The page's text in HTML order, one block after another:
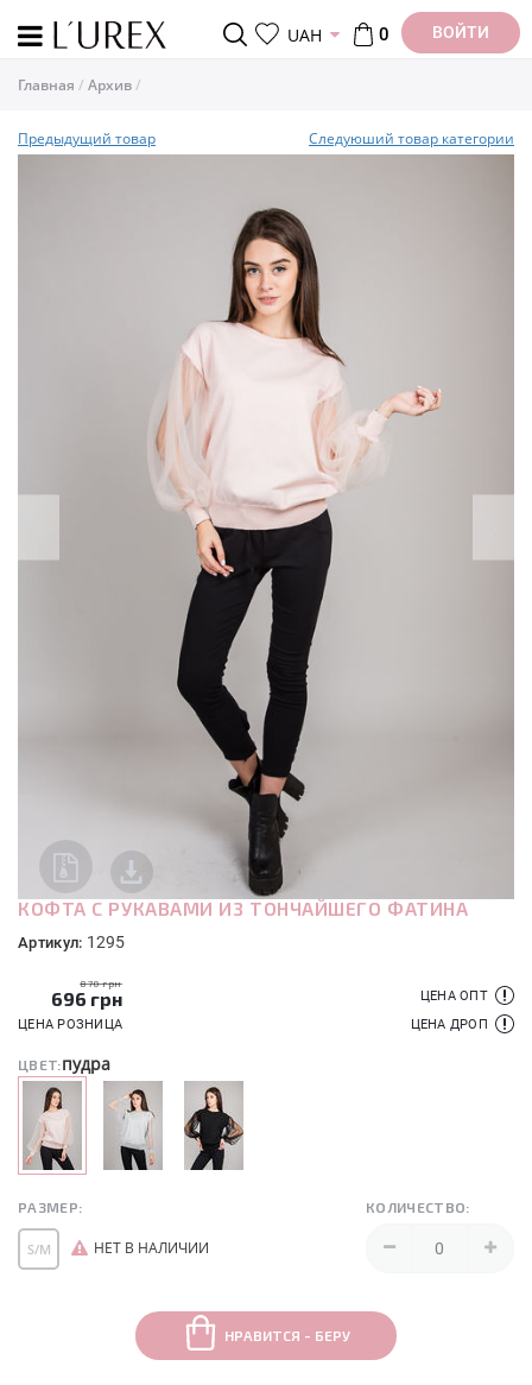
UAH 0 ВОЙТИ
Главная Архив
Предыдущий товар Следуюший товар категории
КОФТА С РУКАВАМИ ИЗ ТОНЧАЙШЕГО ФАТИНА
Артикул: 1295
870 грн
696 грн
ЦЕНА РОЗНИЦА
ЦЕНА ОПТ
ЦЕНА ДРОП
ЦВЕТ:пудра
РАЗМЕР: КОЛИЧЕСТВО:
S/M НЕТ В НАЛИЧИИ
НРАВИТСЯ - БЕРУ